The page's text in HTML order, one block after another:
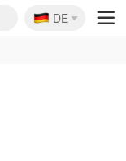
🇩🇪
DE